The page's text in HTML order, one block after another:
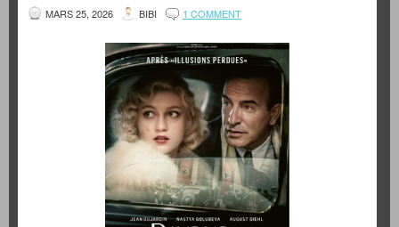
MARS 25, 2026 BIBI 1 COMMENT